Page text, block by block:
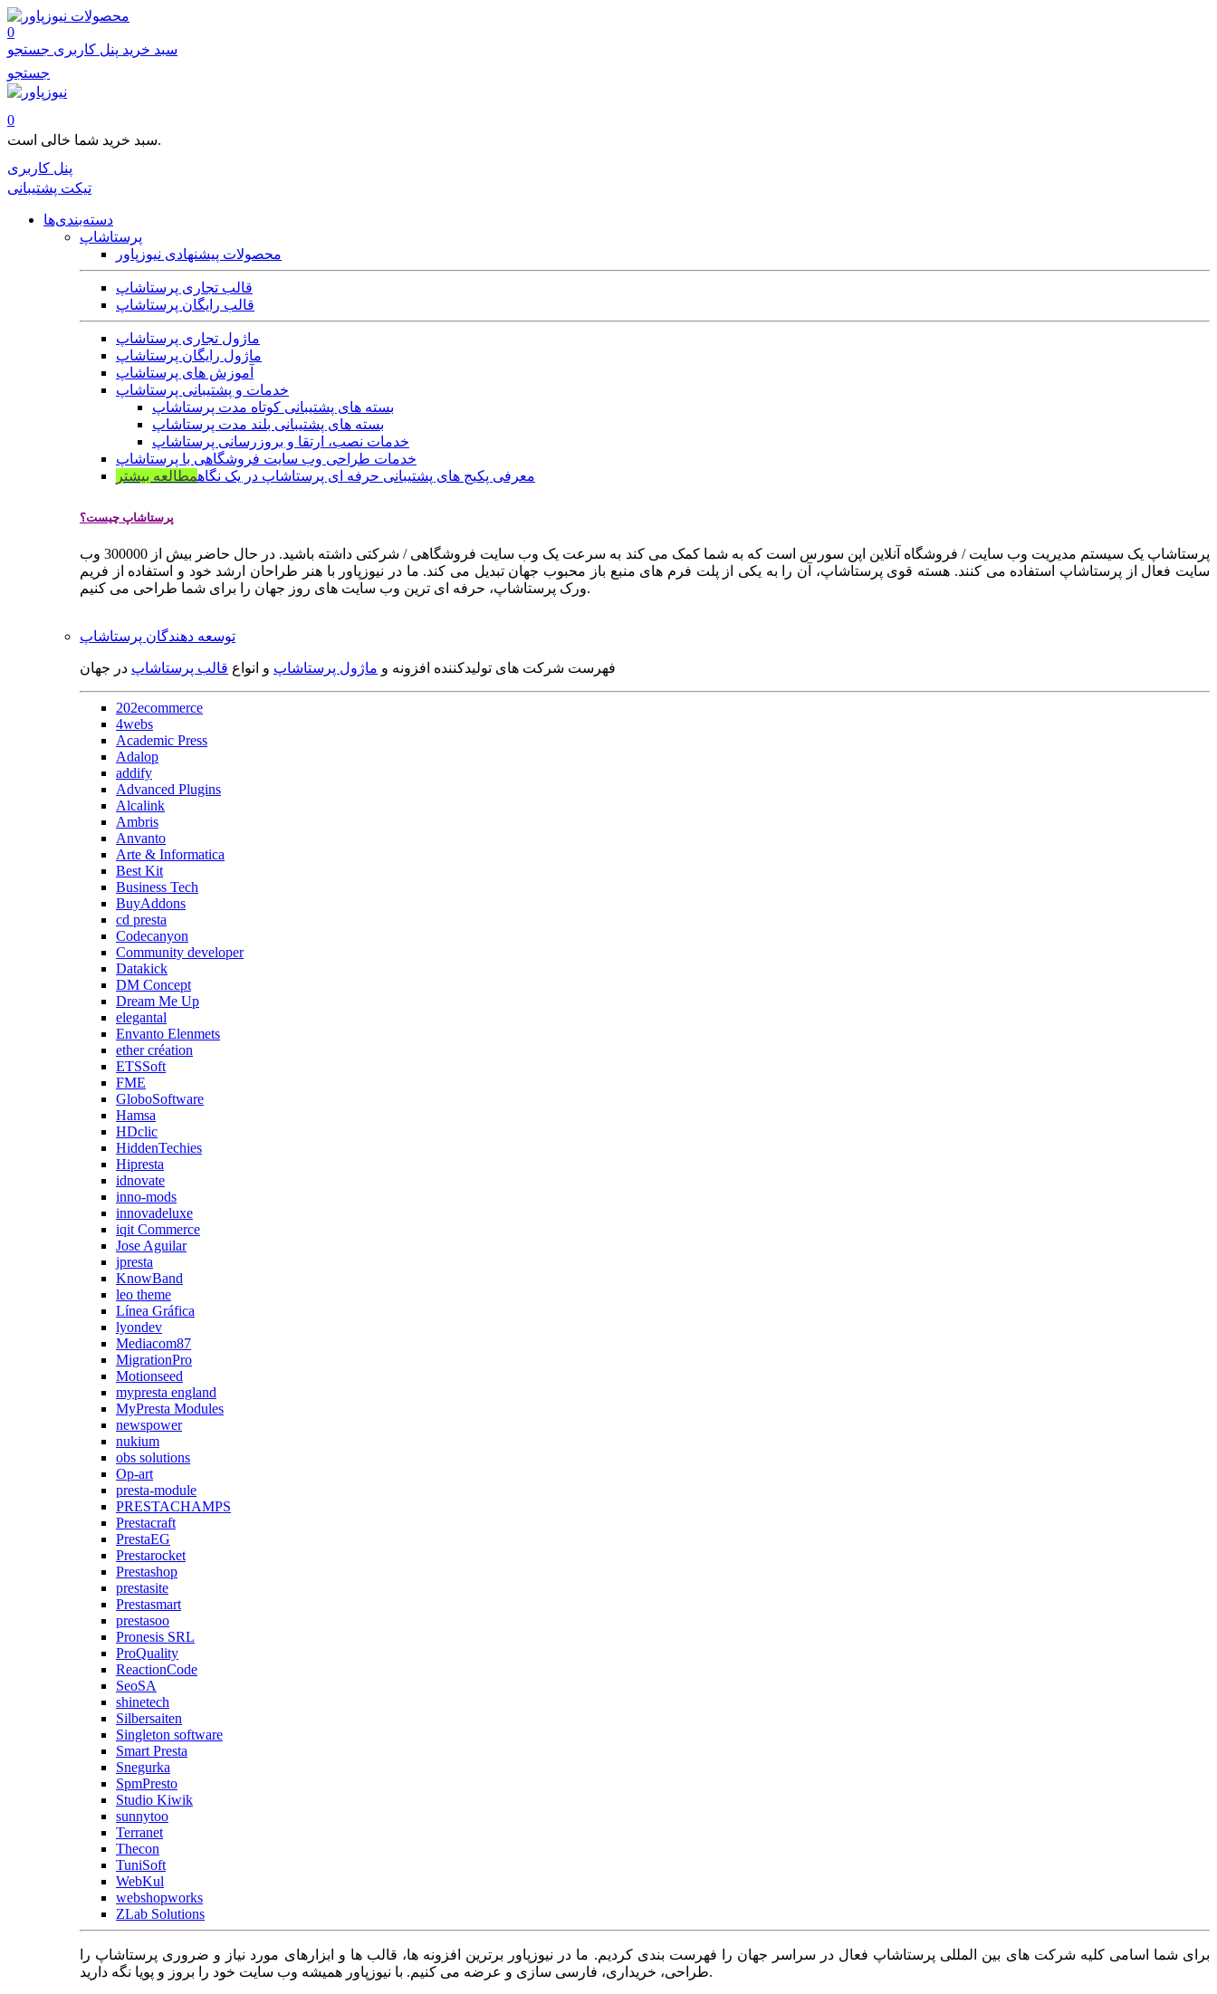
محصولات
0
سبد خرید پنل کاربری جستجو
جستجو
0
سبد خرید شما خالی است.
پنل کاربری
تیکت پشتیبانی
دسته‌بندی‌ها
پرستاشاپ
محصولات پیشنهادی نیوزپاور
قالب تجاری پرستاشاپ
قالب رایگان پرستاشاپ
ماژول تجاری پرستاشاپ
ماژول رایگان پرستاشاپ
آموزش های پرستاشاپ
خدمات و پشتیبانی پرستاشاپ
بسته های پشتیبانی کوتاه مدت پرستاشاپ
بسته های پشتیبانی بلند مدت پرستاشاپ
خدمات نصب، ارتقا و بروزرسانی پرستاشاپ
خدمات طراحی وب سایت فروشگاهی با پرستاشاپ
معرفی پکیج های پشتیبانی حرفه ای پرستاشاپ در یک نگاهمطالعه بیشتر
پرستاشاپ چیست؟
پرستاشاپ یک سیستم مدیریت وب سایت / فروشگاه آنلاین اپن سورس است که به شما کمک می کند به سرعت یک وب سایت فروشگاهی / شرکتی داشته باشید. در حال حاضر بیش از 300000 وب
سایت فعال از پرستاشاپ استفاده می کنند. هسته قوی پرستاشاپ، آن را به یکی از پلت فرم های منبع باز محبوب جهان تبدیل می کند. ما در نیوزپاور با هنر طراحان ارشد خود و استفاده از فریم
ورک پرستاشاپ، حرفه ای ترین وب سایت های روز جهان را برای شما طراحی می کنیم.
توسعه دهندگان پرستاشاپ
فهرست شرکت های تولیدکننده افزونه و ماژول پرستاشاپ و انواع قالب پرستاشاپ در جهان
202ecommerce
4webs
Academic Press
Adalop
addify
Advanced Plugins
Alcalink
Ambris
Anvanto
Arte & Informatica
Best Kit
Business Tech
BuyAddons
cd presta
Codecanyon
Community developer
Datakick
DM Concept
Dream Me Up
elegantal
Envanto Elenmets
ether création
ETSSoft
FME
GloboSoftware
Hamsa
HDclic
HiddenTechies
Hipresta
idnovate
inno-mods
innovadeluxe
iqit Commerce
Jose Aguilar
jpresta
KnowBand
leo theme
Línea Gráfica
lyondev
Mediacom87
MigrationPro
Motionseed
mypresta england
MyPresta Modules
newspower
nukium
obs solutions
Op-art
presta-module
PRESTACHAMPS
Prestacraft
PrestaEG
Prestarocket
Prestashop
prestasite
Prestasmart
prestasoo
Pronesis SRL
ProQuality
ReactionCode
SeoSA
shinetech
Silbersaiten
Singleton software
Smart Presta
Snegurka
SpmPresto
Studio Kiwik
sunnytoo
Terranet
Thecon
TuniSoft
WebKul
webshopworks
ZLab Solutions
برای شما اسامی کلیه شرکت های بین المللی پرستاشاپ فعال در سراسر جهان را فهرست بندی کردیم. ما در نیوزپاور برترین افزونه ها، قالب ها و ابزارهای مورد نیاز و ضروری پرستاشاپ را
طراحی، خریداری، فارسی سازی و عرضه می کنیم. با نیوزپاور همیشه وب سایت خود را بروز و پویا نگه دارید.